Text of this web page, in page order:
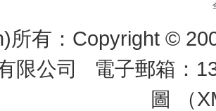
所有：Copyright ©
限公司 電子郵箱：
圖 （